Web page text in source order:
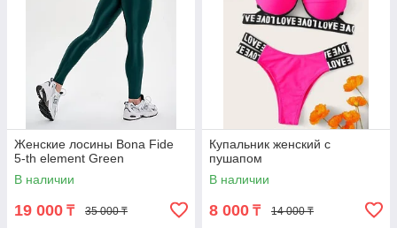
Женские лосины Bona Fide
5-th element Green
В наличии
19 000 ₸ 35 000 ₸
Купальник женский с
пушапом
В наличии
8 000 ₸ 14 000 ₸